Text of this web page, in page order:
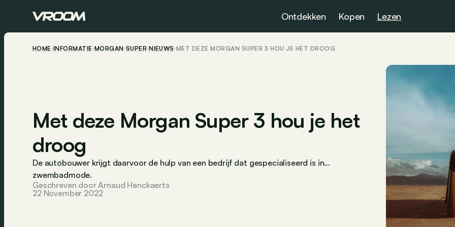
Ontdekken Kopen Lezen
HOME INFORMATIE MORGAN SUPER NIEUWS MET DEZE MORGAN SUPER 3 HOU JE HET DROOG
Met deze Morgan Super 3 hou je het
droog
De autobouwer krijgt daarvoor de hulp van een bedrijf dat gespecialiseerd is in…
zwembadmode.
Geschreven door Arnaud Henckaerts
22 November 2022